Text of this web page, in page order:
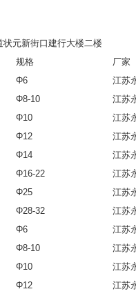
状元新街口建行大楼二楼
规格
厂家
Φ6
江苏
Φ8-10
江苏
Φ10
江苏
Φ12
江苏
Φ14
江苏
Φ16-22
江苏
Φ25
江苏
Φ28-32
江苏
Φ6
江苏
Φ8-10
江苏
Φ10
江苏
Φ12
江苏